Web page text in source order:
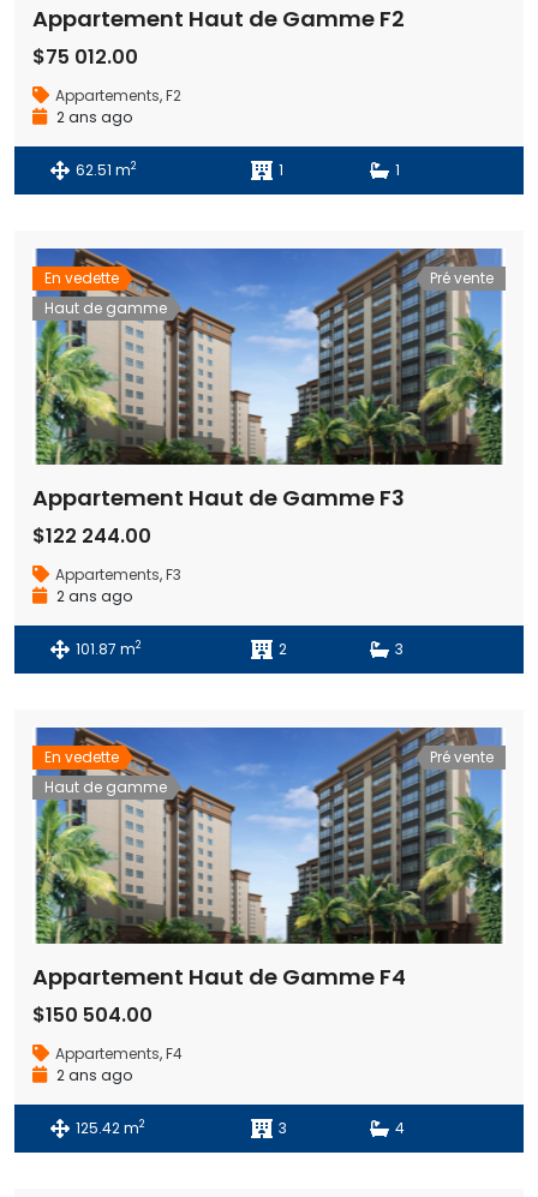
Appartement Haut de Gamme F2
$75 012.00
Appartements,F2
2 ans ago
62.51 m2 1 1
En vedette
Haut de gamme
Pré vente
Appartement Haut de Gamme F3
$122 244.00
Appartements,F3
2 ans ago
101.87 m2 2 3
En vedette
Haut de gamme
Pré vente
Appartement Haut de Gamme F4
$150 504.00
Appartements,F4
2 ans ago
125.42 m2 3 4